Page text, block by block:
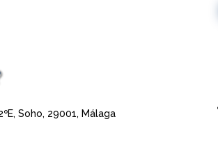
Soho, 29001, Málaga